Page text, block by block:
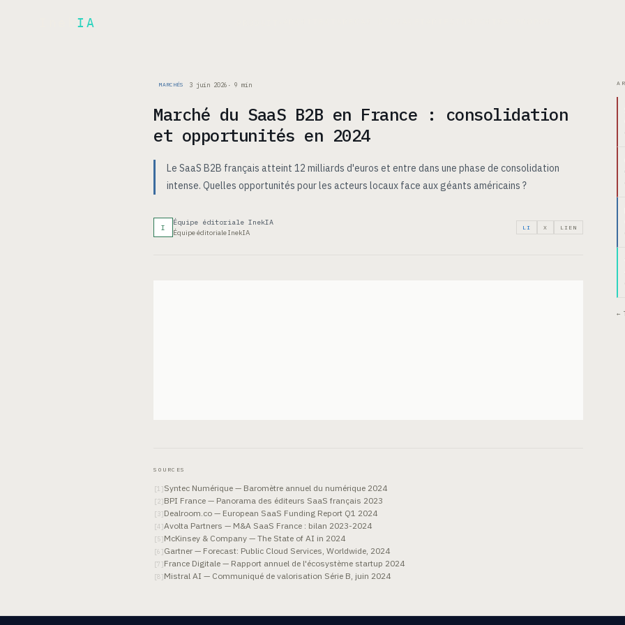
IA
MARCHÉS 3 juin 2026 · 9 min
Marché du SaaS B2B en France : consolidation
et opportunités en 2024
Le SaaS B2B français atteint 12 milliards d'euros et entre dans une phase de consolidation
intense. Quelles opportunités pour les acteurs locaux face aux géants américains ?
I
Équipe éditoriale InekIA
Équipe éditoriale InekIA
LI X LIEN
SOURCES
[1 ]Syntec Numérique — Baromètre annuel du numérique 2024
[2]BPI France — Panorama des éditeurs SaaS français 2023
[ 3]Dealroom.co — European SaaS Funding Report Q1 2024
[4 ]Avolta Partners — M&A SaaS France : bilan 2023-2024
[5]McKinsey & Company — The State of AI in 2024
[6 ]Gartner — Forecast: Public Cloud Services, Worldwide, 2024
[7 ]France Digitale — Rapport annuel de l'écosystème startup 2024
[8]Mistral AI — Communiqué de valorisation Série B, juin 2024
←